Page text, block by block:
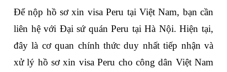
Để nộp hồ sơ xin visa Peru tại Việt Nam, bạn cần
liên hệ với Đại sứ quán Peru tại Hà Nội. Hiện tại,
đây là cơ quan chính thức duy nhất tiếp nhận và
xử lý hồ sơ xin visa Peru cho công dân Việt Nam